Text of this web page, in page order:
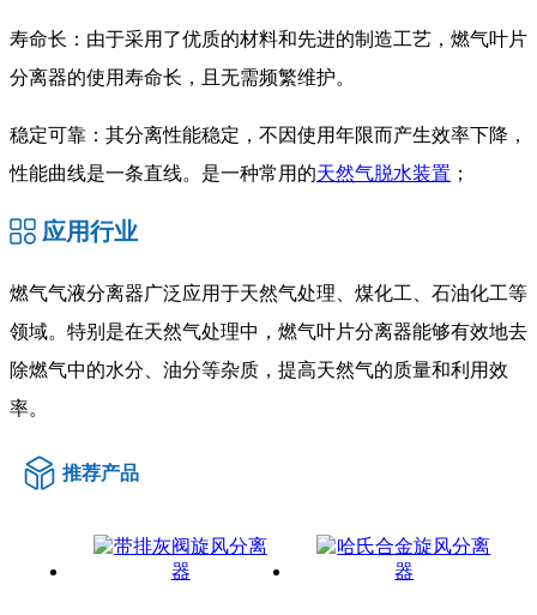
寿命长：由于采用了优质的材料和先进的制造工艺，燃气叶片
分离器的使用寿命长，且无需频繁维护。
稳定可靠：其分离性能稳定，不因使用年限而产生效率下降，
性能曲线是一条直线。是一种常用的天然气脱水装置 ；
应用行业
燃气气液分离器广泛应用于天然气处理、煤化工、石油化工等
领域。特别是在天然气处理中，燃气叶片分离器能够有效地去
除燃气中的水分、油分等杂质，提高天然气的质量和利用效
率。
推荐产品